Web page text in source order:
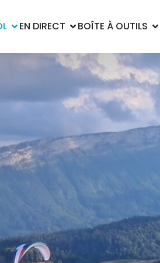
EN DIRECT BOÎTE À OUTILS